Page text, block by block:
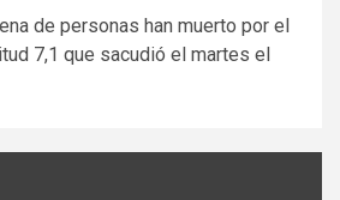
de personas han muerto por el
7,1 que sacudió el martes el